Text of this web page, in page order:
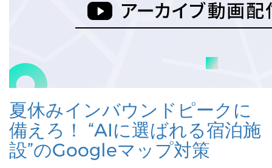
夏休みインバウンドピークに
備えろ！ “AIに選ばれる宿泊施
設”のGoogleマップ対策